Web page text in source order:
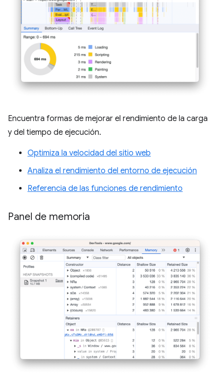
Encuentra formas de mejorar el rendimiento de la carga
y del tiempo de ejecución.
Optimiza la velocidad del sitio web
Analiza el rendimiento del entorno de ejecución
Referencia de las funciones de rendimiento
Panel de memoria